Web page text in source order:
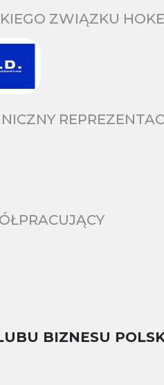
ZWIĄZKU
BIZNESU